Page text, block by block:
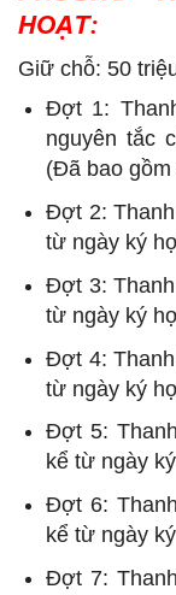
HOẠT:
Giữ chỗ: 50
Đợt 1:
nguyên tắc
(Đã bao
Đợt 2:
từ ngày ký
Đợt 3:
từ ngày ký
Đợt 4:
từ ngày ký
Đợt 5:
kể từ ngày
Đợt 6:
kể từ ngày
Đợt 7: